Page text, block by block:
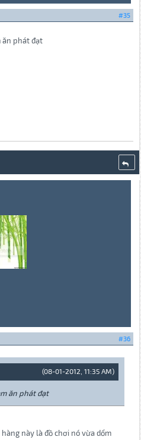
#35
ăn phát đạt
#36
(08-01-2012, 11:35 AM)
ăn phát đạt
này là đồ chơi nó vừa dổm